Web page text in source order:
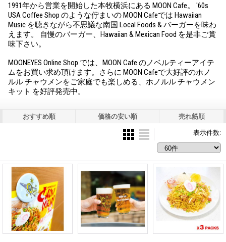
1991年から営業を開始した本牧横浜にある MOON Cafe。 '60s
USA Coffee Shop のような佇まいの MOON Cafeでは Hawaiian
Music を聴きながら不思議な南国 Local Foods & バーガーを味わ
えます。 自慢のバーガー、Hawaiian & Mexican Food を是非ご賞
味下さい。
MOONEYES Online Shop では、MOON Cafe のノベルティーアイテ
ムをお買い求め頂けます。さらに MOON Cafeで大好評のホノ
ルル チャウメンをご家庭でも楽しめる、ホノルル チャウメン
キット を好評発売中。
おすすめ順 価格の安い順 売れ筋順
表示件数: